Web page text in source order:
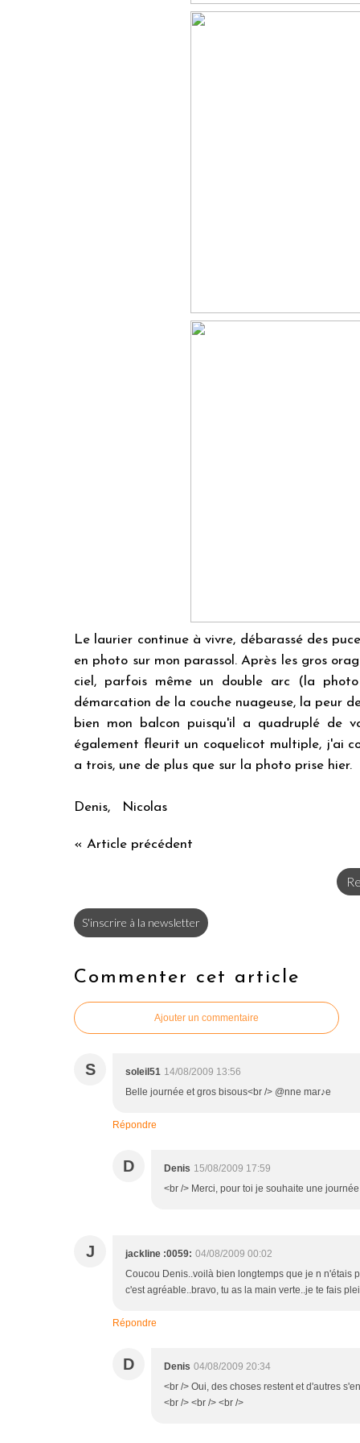
Le laurier continue à vivre, débarassé des
en photo sur mon parassol. Après les gros
ciel, parfois même un double arc (la
démarcation de la couche nuageuse, la peur
bien mon balcon puisqu'il a quadruplé de
également fleurit un coquelicot multiple, j'ai
a trois, une de plus que sur la photo prise hier.
Denis, Nicolas
« Article précédent
S'inscrire à la newsletter
Commenter cet article
Ajouter un commentaire
S soleil51 14/08/2009 13:56
Belle journée et gros bisous<br /> @nne mar♪e
Répondre
D Denis 15/08/2009 17:59
<br /> Merci, pour toi je souhaite une
J jackline :0059: 04/08/2009 00:02
Coucou Denis..voilà bien longtemps que je n n'étais
c'est agréable..bravo, tu as la main verte..je te fais
Répondre
D Denis 04/08/2009 20:34
<br /> Oui, des choses restent et d'autres
<br /> <br /> <br />